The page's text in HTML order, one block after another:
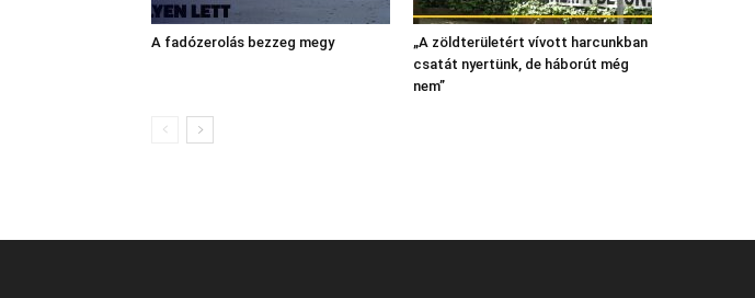
A fadózerolás bezzeg megy
„A zöldterületért vívott harcunkban
csatát nyertünk, de háborút még
nem”